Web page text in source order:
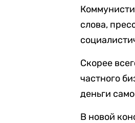
слова,
Скорее
частного
деньги
В новой